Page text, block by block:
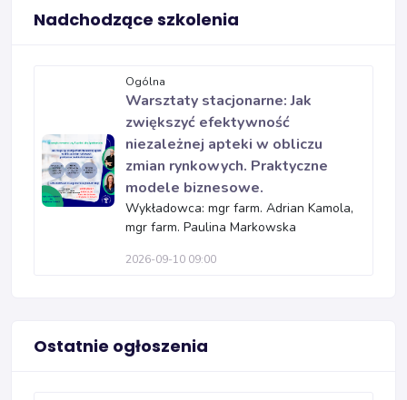
Nadchodzące szkolenia
Ogólna
Warsztaty stacjonarne: Jak
zwiększyć efektywność
niezależnej apteki w obliczu
zmian rynkowych. Praktyczne
modele biznesowe.
Wykładowca: mgr farm. Adrian Kamola,
mgr farm. Paulina Markowska
2026-09-10 09:00
Ostatnie ogłoszenia